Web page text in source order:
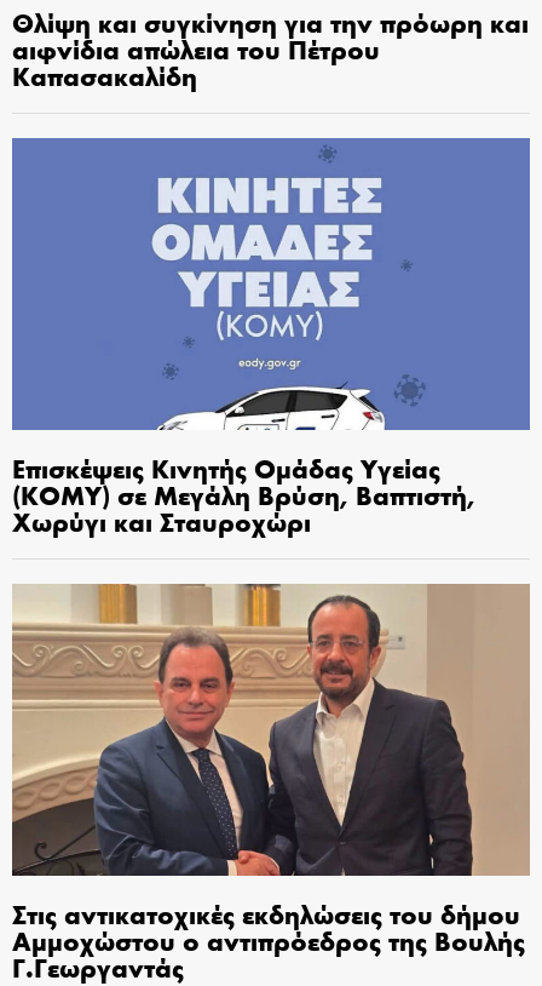
Θλίψη και συγκίνηση για την πρόωρη και
αιφνίδια απώλεια του Πέτρου
Καπασακαλίδη
Επισκέψεις Κινητής Ομάδας Υγείας
(ΚΟΜΥ) σε Μεγάλη Βρύση, Βαπτιστή,
Χωρύγι και Σταυροχώρι
Στις αντικατοχικές εκδηλώσεις του δήμου
Αμμοχώστου ο αντιπρόεδρος της Βουλής
Γ.Γεωργαντάς